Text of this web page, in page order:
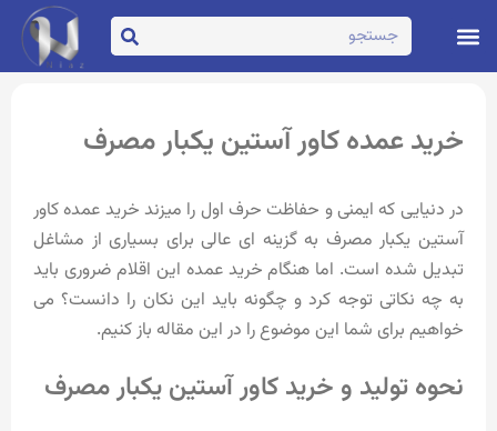
خرید عمده کاور آستین یکبار مصرف
در دنیایی که ایمنی و حفاظت حرف اول را میزند خرید عمده کاور
آستین یکبار مصرف به گزینه ای عالی برای بسیاری از مشاغل
تبدیل شده است. اما هنگام خرید عمده این اقلام ضروری باید
به چه نکاتی توجه کرد و چگونه باید این نکان را دانست؟ می
خواهیم برای شما این موضوع را در این مقاله باز کنیم.
نحوه تولید و خرید کاور آستین یکبار مصرف